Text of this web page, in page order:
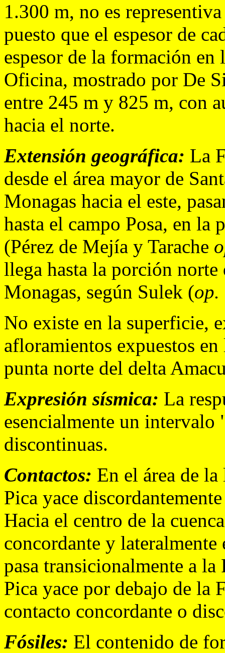
1.300 m, no es
puesto que el espesor de
espesor de la formación en
Oficina, mostrado por De
entre 245 m y 825 m, con
hacia el norte.
Extensión geográfica: La
desde el área mayor de
Monagas hacia el este,
hasta el campo Posa, en la
(Pérez de Mejía y Tarache
llega hasta la porción norte
Monagas, según Sulek (op.
No existe en la superficie,
afloramientos expuestos
punta norte del delta
Expresión sísmica: La
esencialmente un
discontinuas.
Contactos: En el área de
Pica yace
Hacia el centro de la
concordante y
pasa transicionalmente a
Pica yace por debajo de la
contacto concordante o
Fósiles: El contenido de